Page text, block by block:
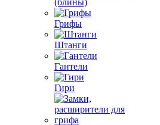
(блины)
Грифы
Штанги
Гантели
Гири